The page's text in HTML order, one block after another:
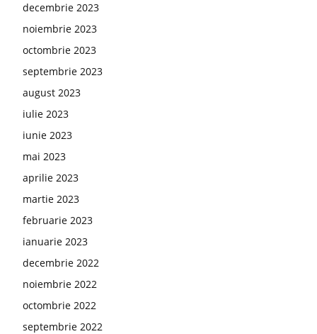
decembrie 2023
noiembrie 2023
octombrie 2023
septembrie 2023
august 2023
iulie 2023
iunie 2023
mai 2023
aprilie 2023
martie 2023
februarie 2023
ianuarie 2023
decembrie 2022
noiembrie 2022
octombrie 2022
septembrie 2022